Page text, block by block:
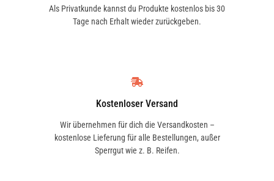
Als Privatkunde kannst du Produkte kostenlos bis 30
Tage nach Erhalt wieder zurückgeben.
Kostenloser Versand
Wir übernehmen für dich die Versandkosten –
kostenlose Lieferung für alle Bestellungen, außer
Sperrgut wie z. B. Reifen.